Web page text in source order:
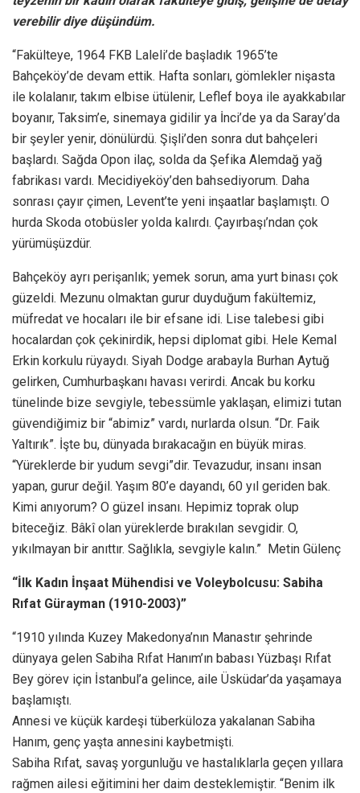
verebilir diye düşündüm.
“Fakülteye, 1964 FKB Laleli’de başladık 1965’te
Bahçeköy’de devam ettik. Hafta sonları, gömlekler nişasta
ile kolalanır, takım elbise ütülenir, Leflef boya ile ayakkabılar
boyanır, Taksim’e, sinemaya gidilir ya İnci’de ya da Saray’da
bir şeyler yenir, dönülürdü. Şişli’den sonra dut bahçeleri
başlardı. Sağda Opon ilaç, solda da Şefika Alemdağ yağ
fabrikası vardı. Mecidiyeköy’den bahsediyorum. Daha
sonrası çayır çimen, Levent’te yeni inşaatlar başlamıştı. O
hurda Skoda otobüsler yolda kalırdı. Çayırbaşı’ndan çok
yürümüşüzdür.
Bahçeköy ayrı perişanlık; yemek sorun, ama yurt binası çok
güzeldi. Mezunu olmaktan gurur duyduğum fakültemiz,
müfredat ve hocaları ile bir efsane idi. Lise talebesi gibi
hocalardan çok çekinirdik, hepsi diplomat gibi. Hele Kemal
Erkin korkulu rüyaydı. Siyah Dodge arabayla Burhan Aytuğ
gelirken, Cumhurbaşkanı havası verirdi. Ancak bu korku
tünelinde bize sevgiyle, tebessümle yaklaşan, elimizi tutan
güvendiğimiz bir “abimiz” vardı, nurlarda olsun. “Dr. Faik
Yaltırık”. İşte bu, dünyada bırakacağın en büyük miras.
“Yüreklerde bir yudum sevgi”dir. Tevazudur, insanı insan
yapan, gurur değil. Yaşım 80’e dayandı, 60 yıl geriden bak.
Kimi anıyorum? O güzel insanı. Hepimiz toprak olup
biteceğiz. Bâkî olan yüreklerde bırakılan sevgidir. O,
yıkılmayan bir anıttır. Sağlıkla, sevgiyle kalın.” Metin Gülenç
“İlk Kadın İnşaat Mühendisi ve Voleybolcusu: Sabiha
Rıfat Gürayman (1910-2003)”
“1910 yılında Kuzey Makedonya’nın Manastır şehrinde
dünyaya gelen Sabiha Rıfat Hanım’ın babası Yüzbaşı Rıfat
Bey görev için İstanbul’a gelince, aile Üsküdar’da yaşamaya
başlamıştı.
Annesi ve küçük kardeşi tüberküloza yakalanan Sabiha
Hanım, genç yaşta annesini kaybetmişti.
Sabiha Rıfat, savaş yorgunluğu ve hastalıklarla geçen yıllara
rağmen ailesi eğitimini her daim desteklemiştir. “Benim ilk